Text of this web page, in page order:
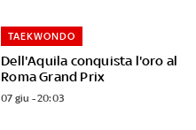
Dell'Aquila conquista l'oro al
Roma Grand Prix
TAEKWONDO
07 giu - 20:03